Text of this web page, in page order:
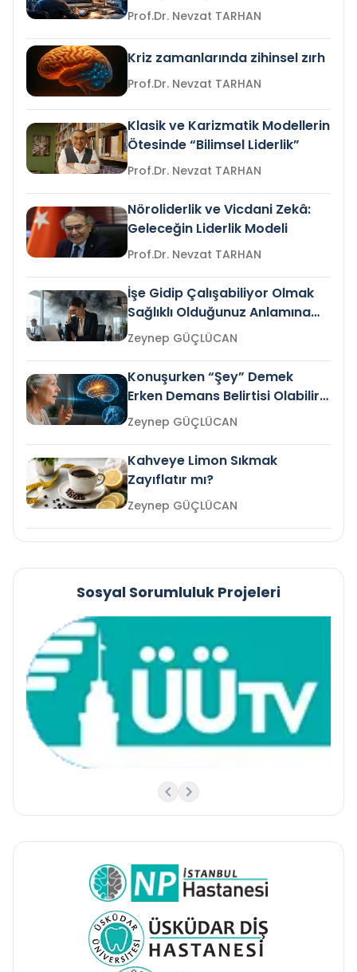
Prof.Dr. Nevzat TARHAN
Kriz zamanlarında zihinsel zırh
Prof.Dr. Nevzat TARHAN
Klasik ve Karizmatik Modellerin
Ötesinde “Bilimsel Liderlik”
Prof.Dr. Nevzat TARHAN
Nöroliderlik ve Vicdani Zekâ:
Geleceğin Liderlik Modeli
Prof.Dr. Nevzat TARHAN
İşe Gidip Çalışabiliyor Olmak
Sağlıklı Olduğunuz Anlamına
Gelir mi?Zeynep GÜÇLÜCAN
Konuşurken “Şey” Demek
Erken Demans Belirtisi Olabilir
mi?
Zeynep GÜÇLÜCAN
Kahveye Limon Sıkmak
Zayıflatır mı?
Zeynep GÜÇLÜCAN
Sosyal Sorumluluk Projeleri